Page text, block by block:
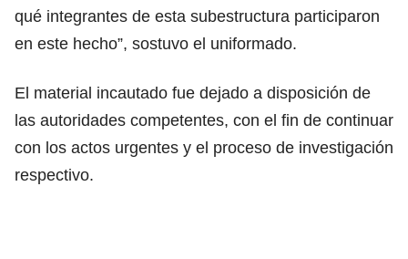
qué integrantes de esta subestructura participaron
en este hecho”, sostuvo el uniformado.
El material incautado fue dejado a disposición de
las autoridades competentes, con el fin de continuar
con los actos urgentes y el proceso de investigación
respectivo.